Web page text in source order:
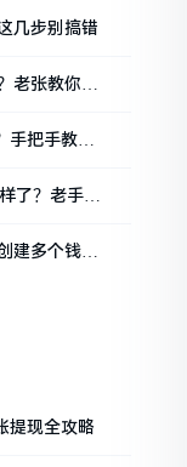
几步别搞错
老张教你几
手把手教你
了？老手教
建多个钱包
提现全攻略